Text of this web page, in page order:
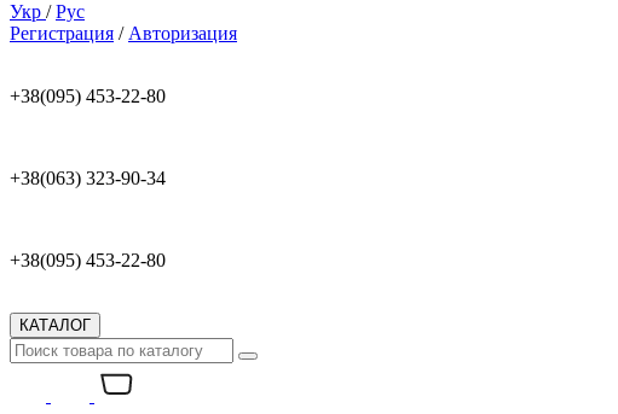
Укр /Рус
Регистрация / Авторизация
+38(095) 453-22-80
+38(063) 323-90-34
+38(095) 453-22-80
КАТАЛОГ